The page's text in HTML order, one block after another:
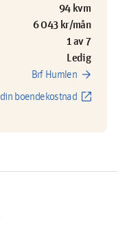
94 kvm
6 043 kr/mån
1 av 7
Ledig
Brf Humlen arrow_forward
boendekostnad open_in_new